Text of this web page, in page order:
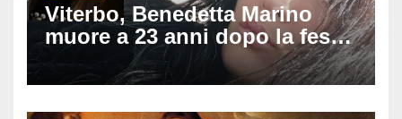
Viterbo, Benedetta Marino
muore a 23 anni dopo la festa
di compleanno: trovata senza
vita nell’ex consorzio, è giallo